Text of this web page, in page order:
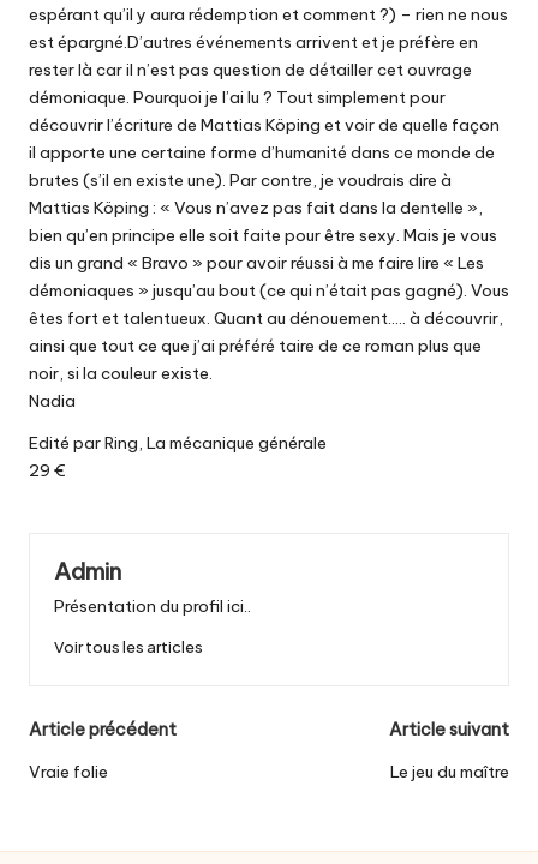
espérant qu’il y aura rédemption et comment ?) – rien ne nous
est épargné.D’autres événements arrivent et je préfère en
rester là car il n’est pas question de détailler cet ouvrage
démoniaque. Pourquoi je l’ai lu ? Tout simplement pour
découvrir l’écriture de Mattias Köping et voir de quelle façon
il apporte une certaine forme d’humanité dans ce monde de
brutes (s’il en existe une). Par contre, je voudrais dire à
Mattias Köping : « Vous n’avez pas fait dans la dentelle »,
bien qu’en principe elle soit faite pour être sexy. Mais je vous
dis un grand « Bravo » pour avoir réussi à me faire lire « Les
démoniaques » jusqu’au bout (ce qui n’était pas gagné). Vous
êtes fort et talentueux. Quant au dénouement….. à découvrir,
ainsi que tout ce que j’ai préféré taire de ce roman plus que
noir, si la couleur existe.
Nadia
Edité par Ring, La mécanique générale
29 €
Admin
Présentation du profil ici..
Voir tous les articles
Post
navigation
Article précédent
Vraie folie
Article suivant
Le jeu du maître